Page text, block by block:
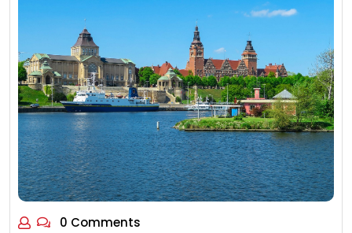
0 Comments